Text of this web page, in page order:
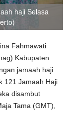
haji Selasa
Fahmawati
Kabupaten
jamaah haji
121 Jamaah Haji
disambut
Tama (GMT),